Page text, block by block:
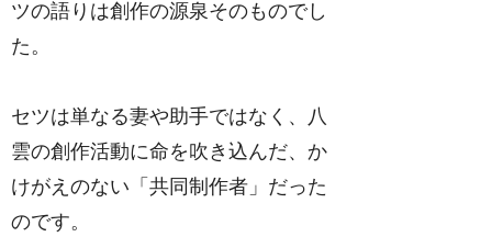
ツの語りは創作の源泉そのものでし
た。
セツは単なる妻や助手ではなく、八
雲の創作活動に命を吹き込んだ、か
けがえのない「共同制作者」だった
のです。